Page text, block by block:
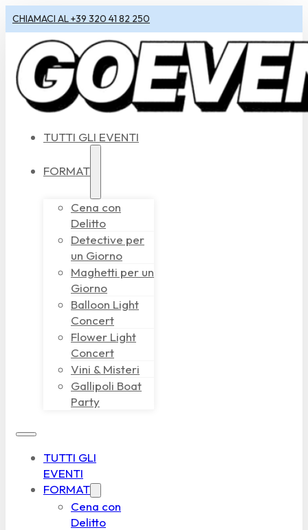
CHIAMACI AL +39 320 41 82 250
TUTTI GLI EVENTI
FORMAT
Cena con
Delitto
Detective per
un Giorno
Maghetti per un
Giorno
Balloon Light
Concert
Flower Light
Concert
Vini & Misteri
Gallipoli Boat
Party
TUTTI GLI
EVENTI
FORMAT
Cena con
Delitto